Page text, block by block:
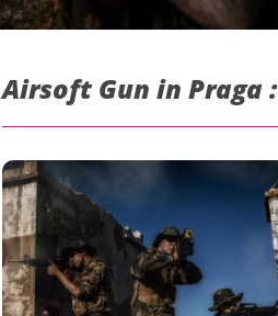
Airsoft Gun in Praga